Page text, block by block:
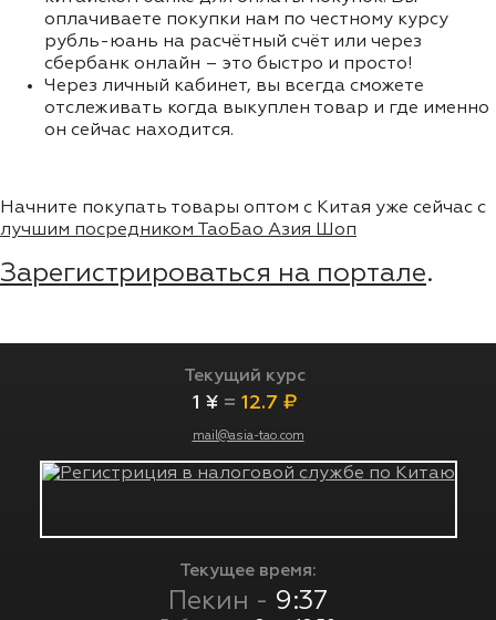
оплачиваете покупки нам по честному курсу
рубль-юань на расчётный счёт или через
сбербанк онлайн – это быстро и просто!
Через личный кабинет, вы всегда сможете
отслеживать когда выкуплен товар и где именно
он сейчас находится.
Начните покупать товары оптом с Китая уже сейчас с
лучшим посредником ТаоБао Азия Шоп
Зарегистрироваться на портале.
Текущий курс
1 ¥ = 12.7 ₽
mail@asia-tao.com
Текущее время:
Пекин - 9:37